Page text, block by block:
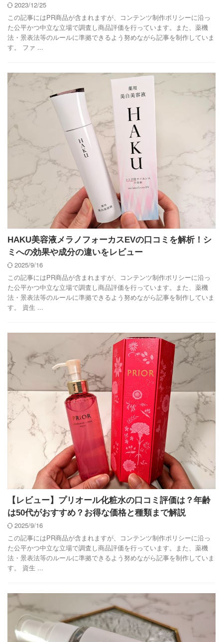
2023/12/25
この記事にはPR商品が含まれますが、コンテンツ制作ポリシーに沿っ
た公平かつ中立な立場で調査し商品評価を行っています。また、薬機
法・景表法等のルールに準拠できるよう努めながら記事を制作していま
す。 ファ ...
HAKU美容液メラノフォーカスEVの口コミを解析！シ
ミへの効果や成分の違いをレビュー
2025/9/16
この記事にはPR商品が含まれますが、コンテンツ制作ポリシーに沿っ
た公平かつ中立な立場で調査し商品評価を行っています。また、薬機
法・景表法等のルールに準拠できるよう努めながら記事を制作していま
す。 資生 ...
【レビュー】プリオール化粧水の口コミ評価は？年齢
は50代がおすすめ？お得な価格と種類まで解説
2025/9/16
この記事にはPR商品が含まれますが、コンテンツ制作ポリシーに沿っ
た公平かつ中立な立場で調査し商品評価を行っています。また、薬機
法・景表法等のルールに準拠できるよう努めながら記事を制作していま
す。 資生 ...